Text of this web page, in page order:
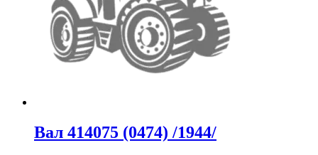
Вал 414075 (0474) /1944/